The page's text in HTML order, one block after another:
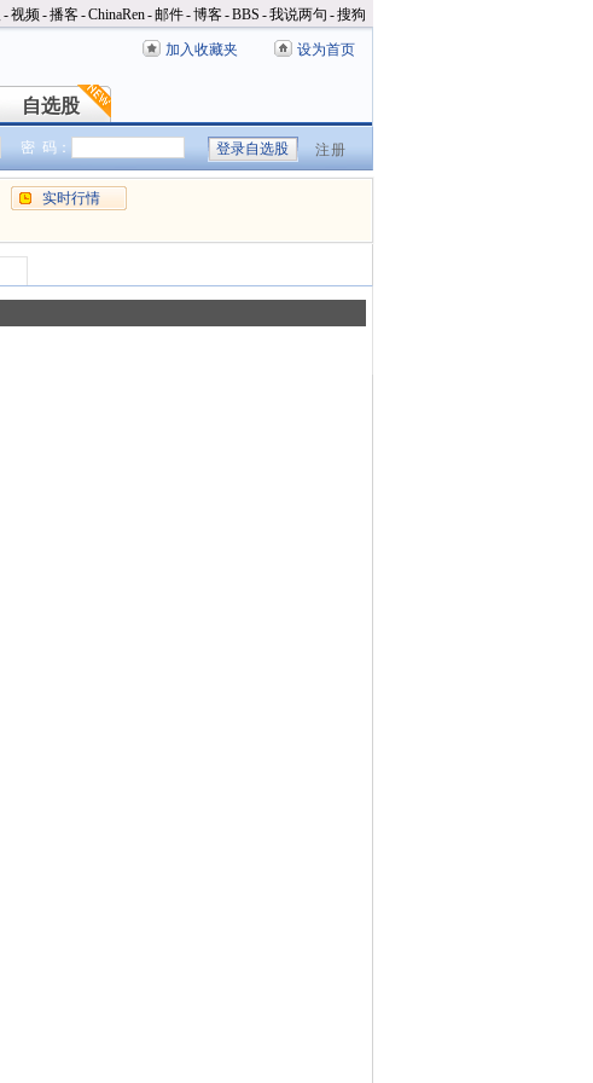
-视频-播客-ChinaRen-邮件-博客-BBS -我说两句 -搜狗
加入收藏夹 设为首页
自选股
自选股
密 码： 注册
实时行情